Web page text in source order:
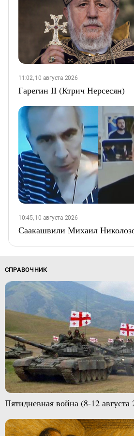
11:02, 10 августа 2026
Гарегин II (Ктрич Нерсесян)
10:45, 10 августа 2026
Саакашвили Михаил
СПРАВОЧНИК
Пятидневная война (8-12 августа